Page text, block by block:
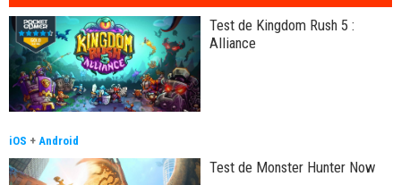
Test de Kingdom Rush 5 :
Alliance
iOS + Android
Test de Monster Hunter Now